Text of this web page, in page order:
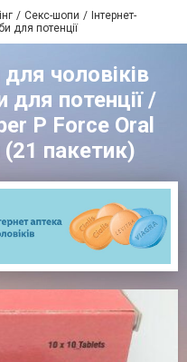
Секс-шопи
Інтернет-
для потенції
чоловіків
для потенції /
P Force Oral
пакетик)